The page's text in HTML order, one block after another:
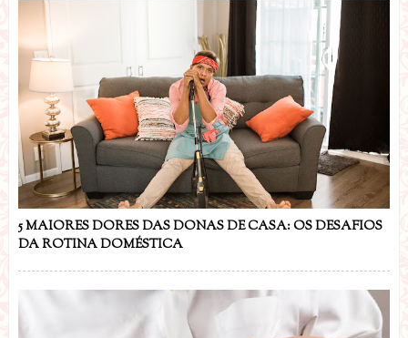
5 MAIORES DORES DAS DONAS DE CASA: OS DESAFIOS
DA ROTINA DOMÉSTICA